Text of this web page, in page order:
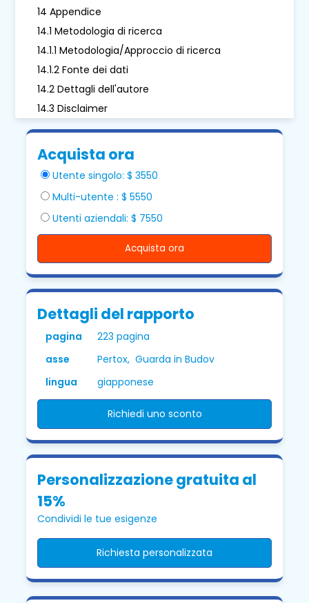
14 Appendice
14.1 Metodologia di ricerca
14.1.1 Metodologia/Approccio di ricerca
14.1.2 Fonte dei dati
14.2 Dettagli dell'autore
14.3 Disclaimer
Acquista ora
Utente singolo: $ 3550
Multi-utente : $ 5550
Utenti aziendali: $ 7550
Acquista ora
Dettagli del rapporto
pagina
223 pagina
asse
Pertox, Guarda in Budov
lingua
giapponese
Richiedi uno sconto
Personalizzazione gratuita al
15%
Condividi le tue esigenze
Richiesta personalizzata